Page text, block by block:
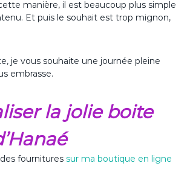
manière, il est beaucoup plus simple
Et puis le souhait est trop mignon,
je vous souhaite une journée pleine
embrasse.
la jolie boite
fournitures sur ma boutique en ligne